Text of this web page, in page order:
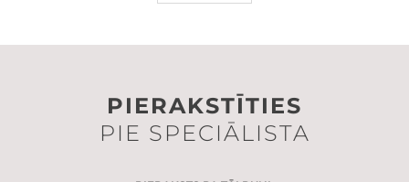
PIERAKSTĪTIES
PIE SPECIĀLISTA